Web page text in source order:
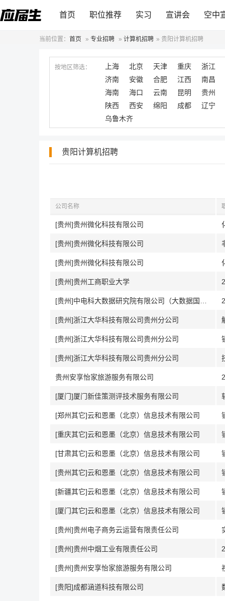
首页 职位推荐 实习 宣讲会 空中
当前位置： 首页 » 专业招聘 » 计算机招聘 » 贵阳计算机招聘
按地区筛选： 上海 北京 天津 重庆
浙江
济南
安徽 合肥 江西
南昌
海南
海口 云南 昆明
贵州
陕西
西安 绵阳 成都
辽宁
乌鲁木齐
贵阳计算机招聘
公司名称
[贵州]贵州微化科技有限公司
[贵州]贵州微化科技有限公司
[贵州]贵州微化科技有限公司
[贵州]贵州工商职业大学
[贵州]浙江大华科技有限公司贵州分公司
[贵州]浙江大华科技有限公司贵州分公司
[贵州]浙江大华科技有限公司贵州分公司
贵州安享怡家旅游服务有限公司
[厦门]厦门新佳策测评技术服务有限公司
[郑州其它]云和恩墨（北京）信息技术有限公司
[重庆其它]云和恩墨（北京）信息技术有限公司
[甘肃其它]云和恩墨（北京）信息技术有限公司
[贵州其它]云和恩墨（北京）信息技术有限公司
[新疆其它]云和恩墨（北京）信息技术有限公司
[厦门其它]云和恩墨（北京）信息技术有限公司
[贵州]贵州电子商务云运营有限责任公司
[贵州]贵州中烟工业有限责任公司
[贵州]贵州安享怡家旅游服务有限公司
[贵阳]成都涵道科技有限公司